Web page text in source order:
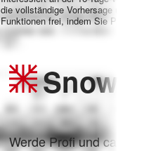
die vollständige Vorhersage und
Funktionen frei, indem Sie Pro-
Snow
Werde Profi und carve